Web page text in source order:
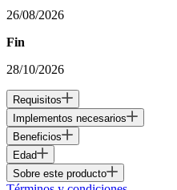
26/08/2026
Fin
28/10/2026
Requisitos
Implementos necesarios
Beneficios
Edad
Sobre este producto